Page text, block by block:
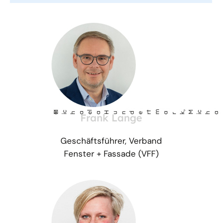
©
M i
chae la Hunder
tm
a rk
, M i
chae
l M eh
l Frank Lange
Geschäftsführer, Verband
Fenster + Fassade (VFF)